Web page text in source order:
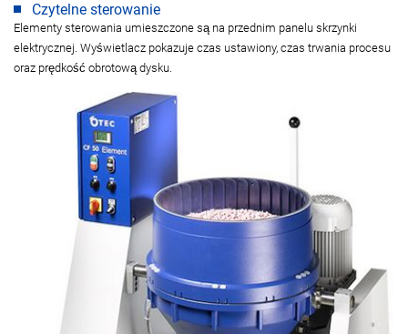
Czytelne sterowanie
Elementy sterowania umieszczone są na przednim panelu skrzynki
elektrycznej. Wyświetlacz pokazuje czas ustawiony, czas trwania procesu
oraz prędkość obrotową dysku.